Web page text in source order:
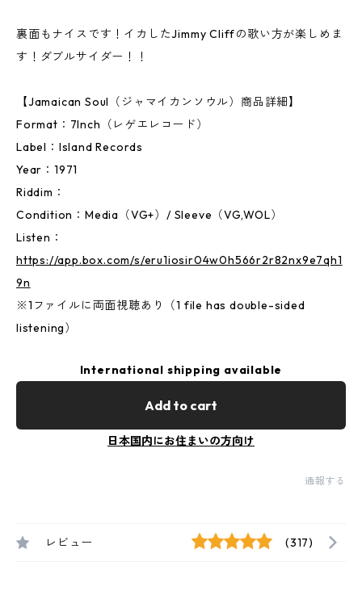
裏面もナイスです！イカしたJimmy Cliffの歌い方が楽しめま
す！ダブルサイダー！！
【Jamaican Soul（ジャマイカンソウル）商品詳細】
Format：7Inch（レゲエレコード）
Label：Island Records
Year：1971
Riddim：
Condition：Media（VG+）/ Sleeve（VG,WOL）
Listen：
https://app.box.com/s/eru1iosir04w0h566r2r82nx9e7qh1
9n
※1ファイルに両面視聴あり（1 file has double-sided
listening）
International shipping available
Add to cart
日本国内にお住まいの方向け
通報する
レビュー (317)